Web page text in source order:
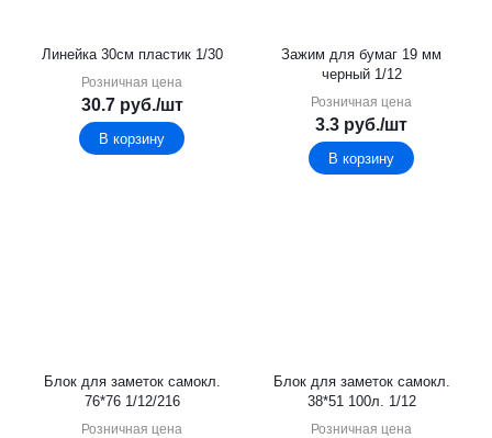
Линейка 30см пластик 1/30
Розничная цена
30.7руб./шт
В корзину
Зажим для бумаг 19 мм
черный 1/12
Розничная цена
3.3 руб./шт
В корзину
Блок для заметок самокл.
76*76 1/12/216
Розничная цена
Блок для заметок самокл.
38*51 100л. 1/12
Розничная цена